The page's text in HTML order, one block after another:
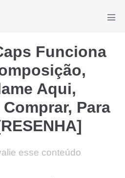
Funciona
Aqui,
Para
esse conteúdo